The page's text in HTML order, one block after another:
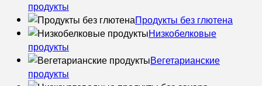
продукты
Продукты без глютена
Низкобелковые
продукты
Вегетарианские
продукты